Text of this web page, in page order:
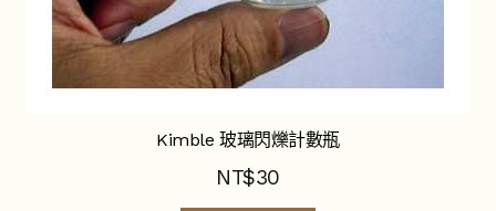
Kimble 玻璃閃爍計數瓶
NT$30